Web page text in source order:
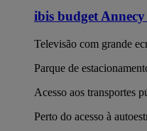
ibis budget
Televisão com grande
Parque de
Acesso aos transportes
Perto do acesso à